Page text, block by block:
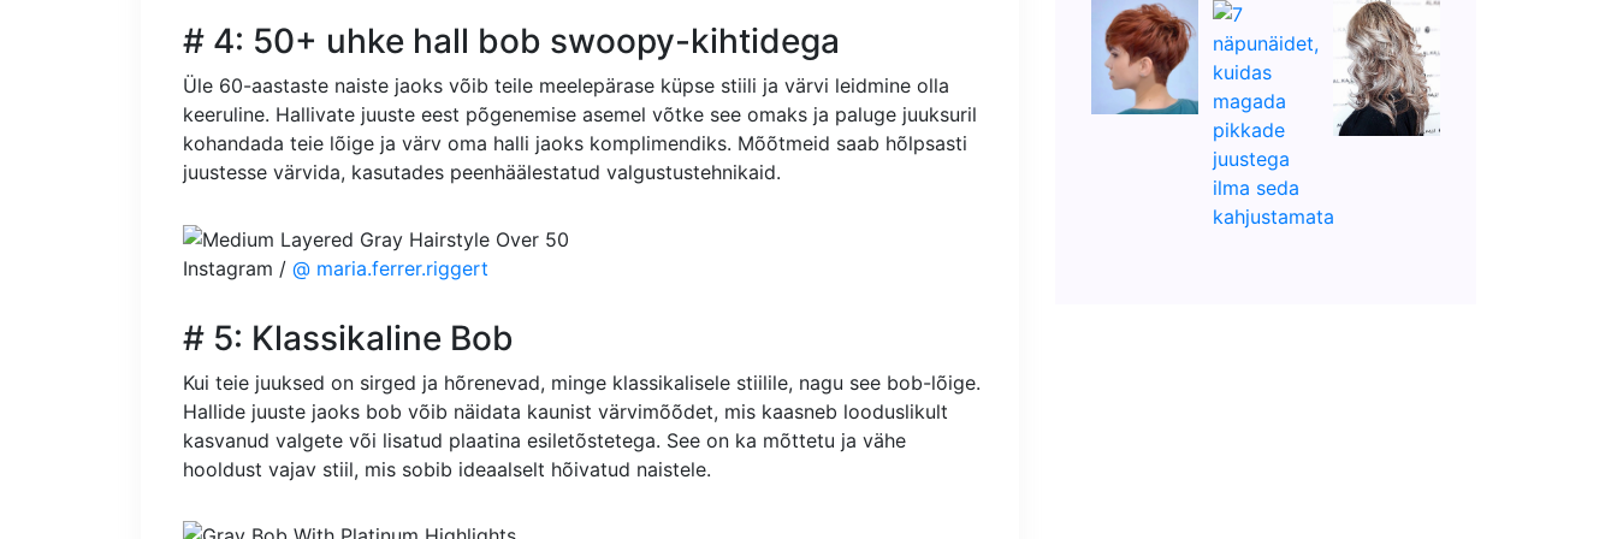
# 4: 50+ uhke hall bob swoopy-kihtidega
Üle 60-aastaste naiste jaoks võib teile meelepärase küpse stiili ja värvi leidmine olla
keeruline. Hallivate juuste eest põgenemise asemel võtke see omaks ja paluge juuksuril
kohandada teie lõige ja värv oma halli jaoks komplimendiks. Mõõtmeid saab hõlpsasti
juustesse värvida, kasutades peenhäälestatud valgustustehnikaid.
Instagram / @ maria.ferrer.riggert
# 5: Klassikaline Bob
Kui teie juuksed on sirged ja hõrenevad, minge klassikalisele stiilile, nagu see bob-lõige.
Hallide juuste jaoks bob võib näidata kaunist värvimõõdet, mis kaasneb looduslikult
kasvanud valgete või lisatud plaatina esiletõstetega. See on ka mõttetu ja vähe
hooldust vajav stiil, mis sobib ideaalselt hõivatud naistele.